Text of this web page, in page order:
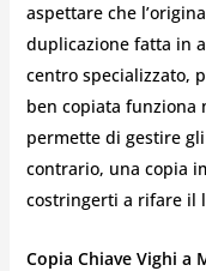
aspettare che
duplicazione fatta in
centro specializzato,
ben copiata funziona
permette di gestire
contrario, una copia
costringerti a rifare il
Copia Chiave Vighi a